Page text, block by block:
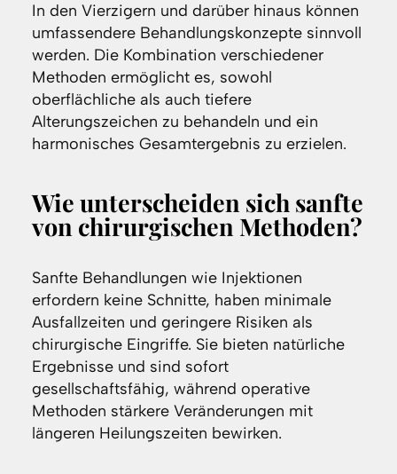
In den Vierzigern und darüber hinaus können
umfassendere Behandlungskonzepte sinnvoll
werden. Die Kombination verschiedener
Methoden ermöglicht es, sowohl
oberflächliche als auch tiefere
Alterungszeichen zu behandeln und ein
harmonisches Gesamtergebnis zu erzielen.
Wie unterscheiden sich sanfte
von chirurgischen Methoden?
Sanfte Behandlungen wie Injektionen
erfordern keine Schnitte, haben minimale
Ausfallzeiten und geringere Risiken als
chirurgische Eingriffe. Sie bieten natürliche
Ergebnisse und sind sofort
gesellschaftsfähig, während operative
Methoden stärkere Veränderungen mit
längeren Heilungszeiten bewirken.